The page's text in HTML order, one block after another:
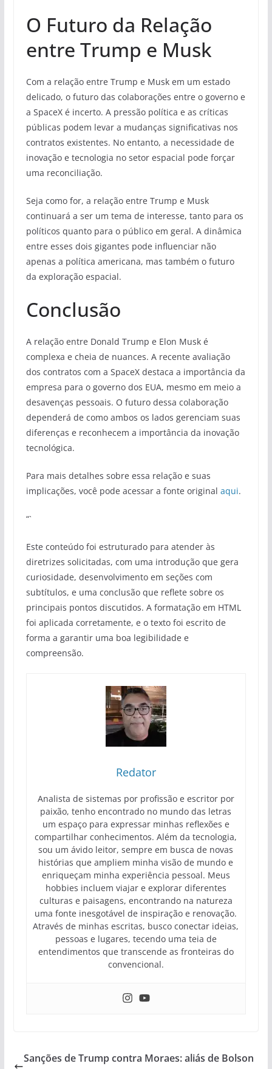
O Futuro da Relação
entre Trump e Musk
Com a relação entre Trump e Musk em um estado
delicado, o futuro das colaborações entre o governo e
a SpaceX é incerto. A pressão política e as críticas
públicas podem levar a mudanças significativas nos
contratos existentes. No entanto, a necessidade de
inovação e tecnologia no setor espacial pode forçar
uma reconciliação.
Seja como for, a relação entre Trump e Musk
continuará a ser um tema de interesse, tanto para os
políticos quanto para o público em geral. A dinâmica
entre esses dois gigantes pode influenciar não
apenas a política americana, mas também o futuro
da exploração espacial.
Conclusão
A relação entre Donald Trump e Elon Musk é
complexa e cheia de nuances. A recente avaliação
dos contratos com a SpaceX destaca a importância da
empresa para o governo dos EUA, mesmo em meio a
desavenças pessoais. O futuro dessa colaboração
dependerá de como ambos os lados gerenciam suas
diferenças e reconhecem a importância da inovação
tecnológica.
Para mais detalhes sobre essa relação e suas
implicações, você pode acessar a fonte original aqui.
“`
Este conteúdo foi estruturado para atender às
diretrizes solicitadas, com uma introdução que gera
curiosidade, desenvolvimento em seções com
subtítulos, e uma conclusão que reflete sobre os
principais pontos discutidos. A formatação em HTML
foi aplicada corretamente, e o texto foi escrito de
forma a garantir uma boa legibilidade e
compreensão.
Redator
Analista de sistemas por profissão e escritor por
paixão, tenho encontrado no mundo das letras
um espaço para expressar minhas reflexões e
compartilhar conhecimentos. Além da tecnologia,
sou um ávido leitor, sempre em busca de novas
histórias que ampliem minha visão de mundo e
enriqueçam minha experiência pessoal. Meus
hobbies incluem viajar e explorar diferentes
culturas e paisagens, encontrando na natureza
uma fonte inesgotável de inspiração e renovação.
Através de minhas escritas, busco conectar ideias,
pessoas e lugares, tecendo uma teia de
entendimentos que transcende as fronteiras do
convencional.
Sanções de Trump contra Moraes: aliás de Bolson